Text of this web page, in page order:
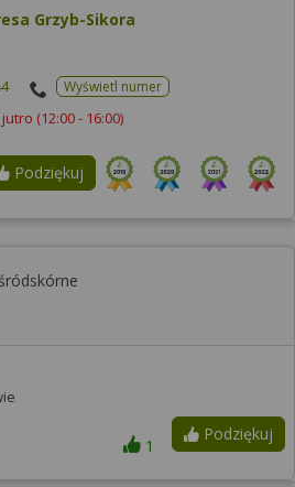
Grzyb-Sikora
Wyświetl numer
(12:00 - 16:00)
Podziękuj
Podziękuj
1